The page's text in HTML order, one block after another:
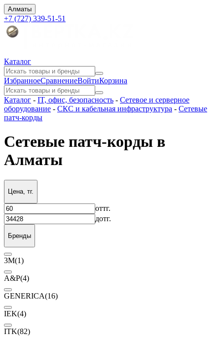
Алматы
+7 (727) 339-51-51
Каталог
ИзбранноеСравнениеВойтиКорзина
Каталог - IT, офис, безопасность - Сетевое и серверное
оборудование - СКС и кабельная инфраструктура - Сетевые
патч-корды
Сетевые патч-корды в
Алматы
Цена, тг.
оттг.
дотг.
Бренды
3M(1)
A&P(4)
GENERICA(16)
IEK(4)
ITK(82)